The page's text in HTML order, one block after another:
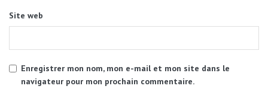
Site web
Enregistrer mon nom, mon e-mail et mon site dans le
navigateur pour mon prochain commentaire.